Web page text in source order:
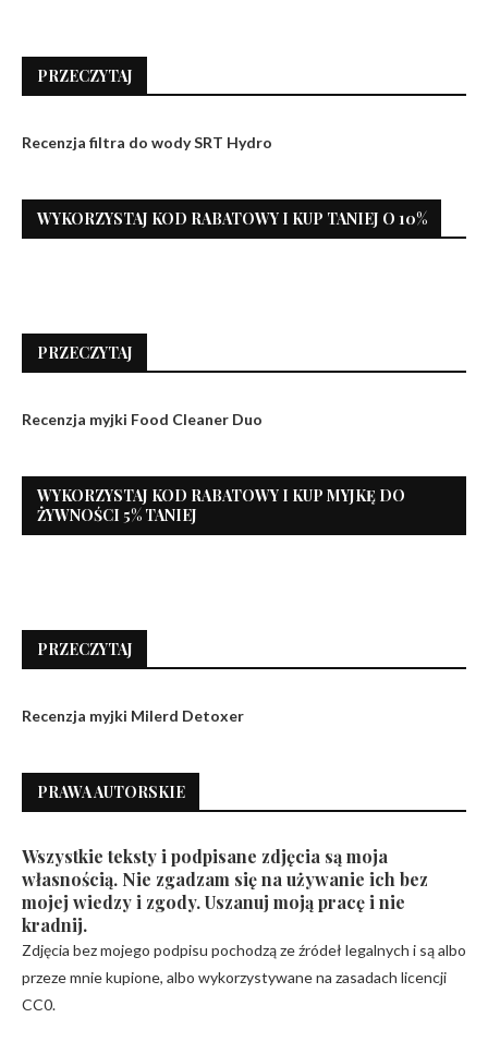
PRZECZYTAJ
Recenzja filtra do wody SRT Hydro
WYKORZYSTAJ KOD RABATOWY I KUP TANIEJ O 10%
PRZECZYTAJ
Recenzja myjki Food Cleaner Duo
WYKORZYSTAJ KOD RABATOWY I KUP MYJKĘ DO
ŻYWNOŚCI 5% TANIEJ
PRZECZYTAJ
Recenzja myjki Milerd Detoxer
PRAWA AUTORSKIE
Wszystkie teksty i podpisane zdjęcia są moja
własnością. Nie zgadzam się na używanie ich bez
mojej wiedzy i zgody. Uszanuj moją pracę i nie
kradnij.
Zdjęcia bez mojego podpisu pochodzą ze źródeł legalnych i są albo
przeze mnie kupione, albo wykorzystywane na zasadach licencji
CC0.